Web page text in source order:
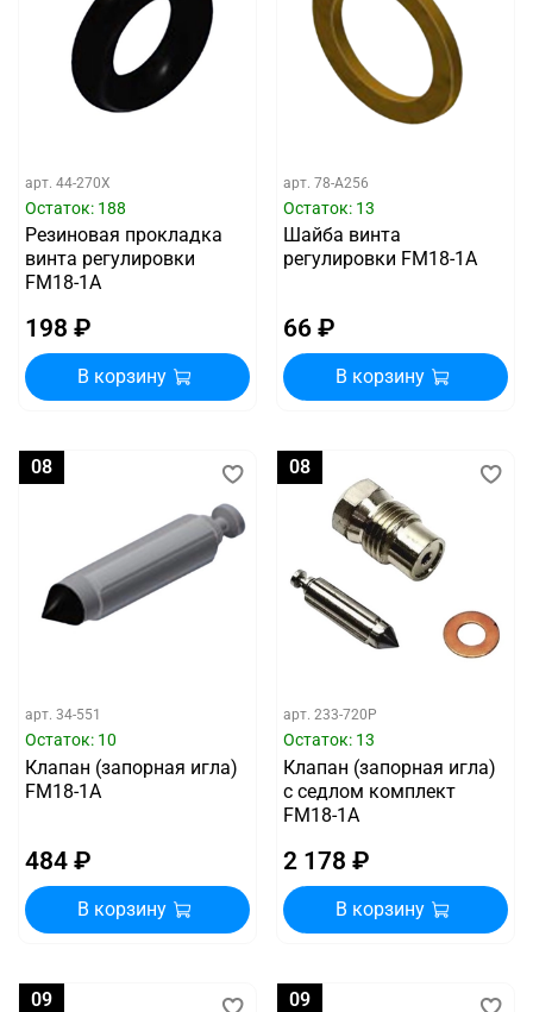
арт. 44-270X
Остаток: 188
Резиновая прокладка
винта регулировки
FM18-1A
198 ₽
В корзину
арт. 78-A256
Остаток: 13
Шайба винта
регулировки FM18-1A
66 ₽
В корзину
08
арт. 34-551
Остаток: 10
Клапан (запорная игла)
FM18-1A
484 ₽
В корзину
08
арт. 233-720P
Остаток: 13
Клапан (запорная игла)
с седлом комплект
FM18-1A
2 178 ₽
В корзину
09 09